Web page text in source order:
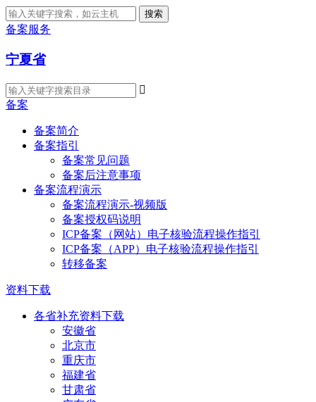
搜索
备案服务
宁夏省

备案
备案简介
备案指引
备案常见问题
备案后注意事项
备案流程演示
备案流程演示-视频版
备案授权码说明
ICP备案（网站）电子核验流程操作指引
ICP备案（APP）电子核验流程操作指引
转移备案
资料下载
各省补充资料下载
安徽省
北京市
重庆市
福建省
甘肃省